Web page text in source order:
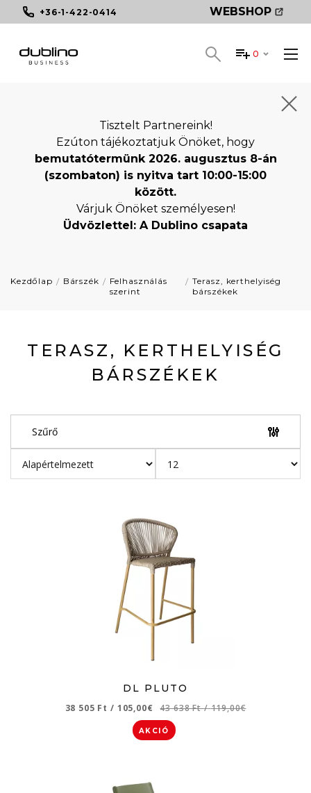
+36-1-422-0414 WEBSHOP
0
Tisztelt Partnereink!
Ezúton tájékoztatjuk Önöket, hogy
bemutatótermünk 2026. augusztus 8-án
(szombaton) is nyitva tart 10:00-15:00
között.
Várjuk Önöket személyesen!
Üdvözlettel: A Dublino csapata
Kezdőlap Bárszék
Felhasználás
szerint
Terasz, kerthelyiség
bárszékek
TERASZ, KERTHELYISÉG
BÁRSZÉKEK
Szűrő
DL PLUTO
38 505 Ft / 105,00€ 43 638 Ft/ 119,00€
AKCIÓ